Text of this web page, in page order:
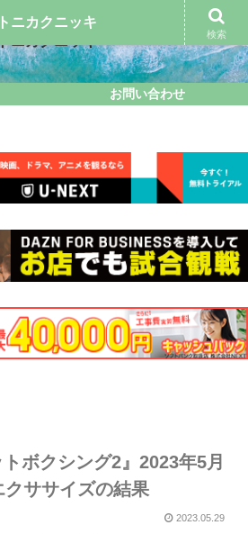
お問い合わせ
トボクシング2』2023年5月
ササイズの結果
2023.05.29
トニカクニッキ
検索